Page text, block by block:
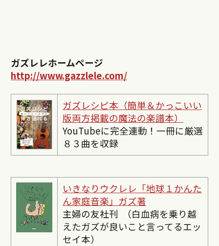
ガズレレホームページ
http://www.gazzlele.com/
ガズレシピ本（簡単＆かっこいい
版両方掲載の魔法の楽譜本）
YouTubeに完全連動！一冊に厳選
８３曲を収録
いきなりウクレレ「地球１かんた
ん家庭音楽」ガズ著
主婦の友社刊 （白血病を乗り越
えたガズが良いこと言ってるエッ
セイ本）